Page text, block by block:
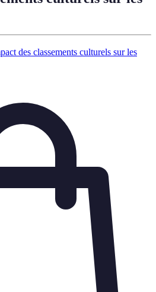
des classements culturels sur les